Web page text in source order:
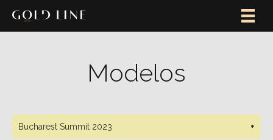
Modelos
Bucharest Summit 2023